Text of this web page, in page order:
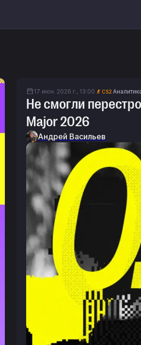
17 июн. 2026 г., 13:00 CS2
Не смогли
Major 2026
Андрей Васильев